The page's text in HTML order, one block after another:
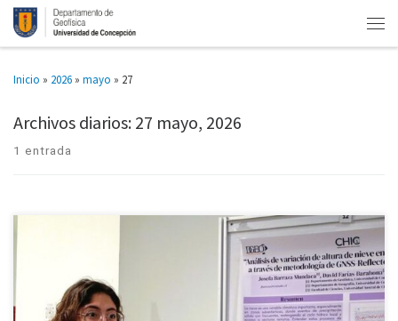
Inicio » 2026 » mayo » 27
Archivos diarios:27 mayo, 2026
1 entrada
Josefa Barraza Mundaca participó en la Cuarta Conferencia del Centro